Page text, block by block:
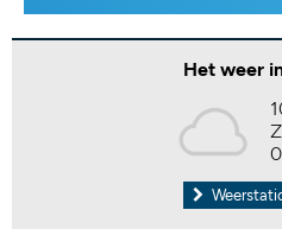
Het weer